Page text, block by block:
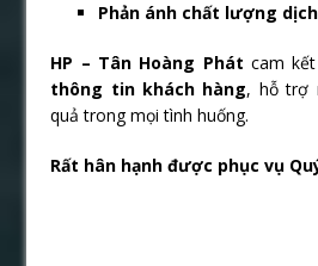
Phản ánh chất lượng
HP – Tân Hoàng Phát cam kết
thông tin khách hàng, hỗ trợ
quả trong mọi tình huống.
Rất hân hạnh được phục vụ